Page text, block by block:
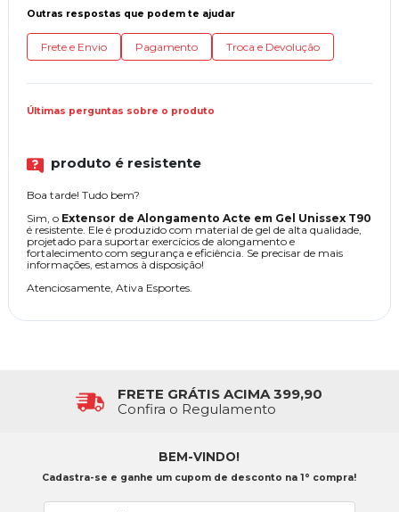
Outras respostas que podem te ajudar
Frete e Envio Pagamento Troca e Devolução
Últimas perguntas sobre o produto
produto é resistente
Boa tarde! Tudo bem?
Sim, o Extensor de Alongamento Acte em Gel Unissex T90
é resistente. Ele é produzido com material de gel de alta qualidade,
projetado para suportar exercícios de alongamento e
fortalecimento com segurança e eficiência. Se precisar de mais
informações, estamos à disposição!
Atenciosamente, Ativa Esportes.
FRETE GRÁTIS ACIMA 399,90
Confira o Regulamento
BEM-VINDO!
Cadastra-se e ganhe um cupom de desconto na 1° compra!